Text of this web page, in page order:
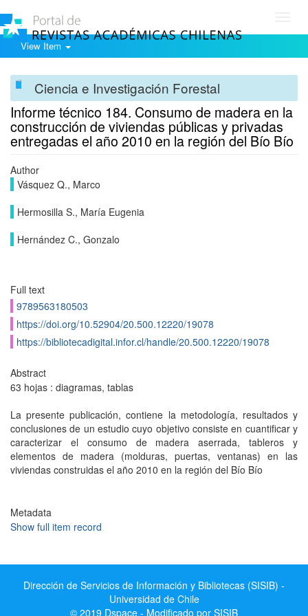
View Item
Ciencia e Investigación Forestal
Informe técnico 184. Consumo de madera en la
construcción de viviendas públicas y privadas
entregadas el año 2010 en la región del Bío Bío
Author
Vásquez Q., Marco
Hermosilla S., María Eugenia
Hernández C., Gonzalo
Full text
9789563180503
https://doi.org/10.52904/20.500.12220/19078
https://bibliotecadigital.infor.cl/handle/20.500.12220/19078
Abstract
63 hojas : diagramas, tablas
La presente publicación, contiene la metodología, resultados y
conclusiones de un estudio cuyo objetivo consiste en cuantificar y
caracterizar el consumo de madera aserrada, tableros y
elementos de madera (molduras, puertas, ventanas) en las
viviendas construidas el año 2010 en la región del Bío Bío
Metadata
Show full item record
Dirección de Servicios de Información y Bibliotecas (SISIB) -
Universidad de Chile
© 2019 Dspace - Modificado por SISIB